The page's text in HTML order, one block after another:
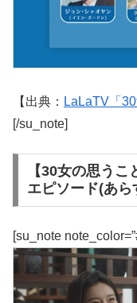
【出典： LaLaTV「
[/su_note]
【30女の思う
エピソード(あら
[su_note